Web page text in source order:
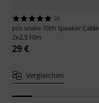
28
pro snake70th Speaker Cable
2x2,5 10m
29 €
Vergleichen